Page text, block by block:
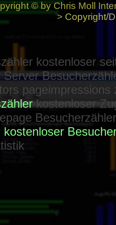
© by Chris Moll
> Copyright/
kostenloser
kostenloser
kostenloser